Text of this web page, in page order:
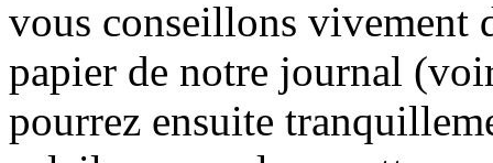
vous conseillons vivement
papier de notre journal
pourrez ensuite